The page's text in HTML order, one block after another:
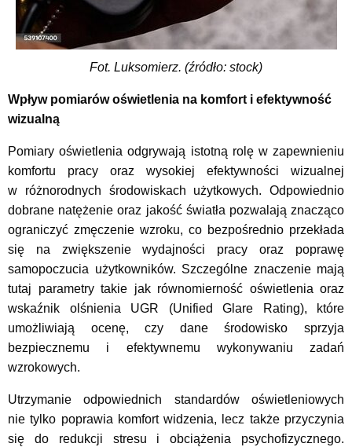
Fot. Luksomierz. (źródło: stock)
Wpływ pomiarów oświetlenia na komfort i efektywność
wizualną
Pomiary oświetlenia odgrywają istotną rolę w zapewnieniu
komfortu pracy oraz wysokiej efektywności wizualnej
w różnorodnych środowiskach użytkowych. Odpowiednio
dobrane natężenie oraz jakość światła pozwalają znacząco
ograniczyć zmęczenie wzroku, co bezpośrednio przekłada
się na zwiększenie wydajności pracy oraz poprawę
samopoczucia użytkowników. Szczególne znaczenie mają
tutaj parametry takie jak równomierność oświetlenia oraz
wskaźnik olśnienia UGR (Unified Glare Rating), które
umożliwiają ocenę, czy dane środowisko sprzyja
bezpiecznemu i efektywnemu wykonywaniu zadań
wzrokowych.
Utrzymanie odpowiednich standardów oświetleniowych
nie tylko poprawia komfort widzenia, lecz także przyczynia
się do redukcji stresu i obciążenia psychofizycznego.